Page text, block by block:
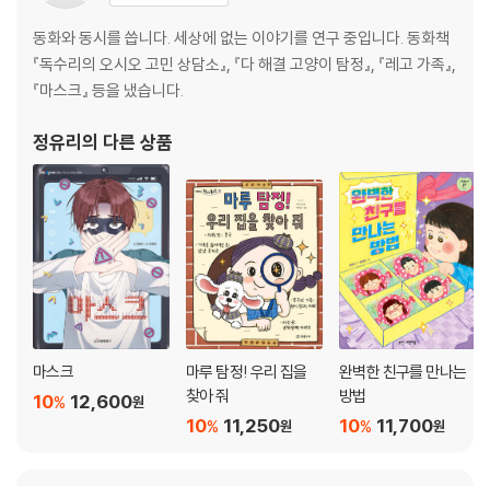
동화와 동시를 씁니다. 세상에 없는 이야기를 연구 중입니다. 동화책
『독수리의 오시오 고민 상담소』, 『다 해결 고양이 탐정』, 『레고 가족』,
『마스크』 등을 냈습니다.
정유리 의 다른 상품
마스크
12,600원
10%
마루 탐정! 우리 집을
찾아 줘
11,250원
10%
완벽한 친구를 만나는
방법
11,700원
10%